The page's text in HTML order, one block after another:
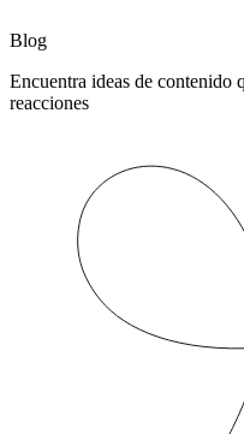
Blog
Encuentra ideas de contenido
reacciones